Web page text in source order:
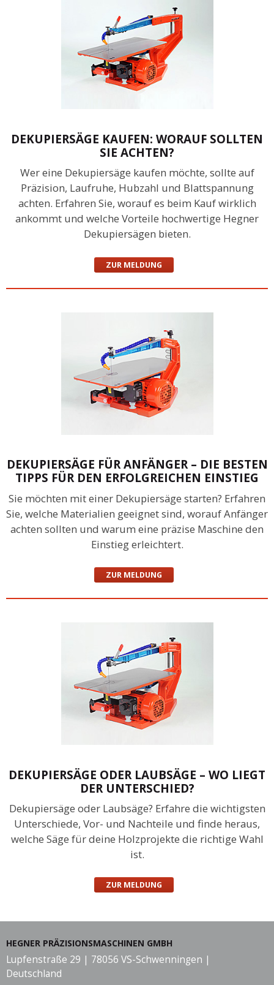
DEKUPIERSÄGE KAUFEN: WORAUF SOLLTEN
SIE ACHTEN?
Wer eine Dekupiersäge kaufen möchte, sollte auf
Präzision, Laufruhe, Hubzahl und Blattspannung
achten. Erfahren Sie, worauf es beim Kauf wirklich
ankommt und welche Vorteile hochwertige Hegner
Dekupiersägen bieten.
ZUR MELDUNG
DEKUPIERSÄGE FÜR ANFÄNGER – DIE BESTEN
TIPPS FÜR DEN ERFOLGREICHEN EINSTIEG
Sie möchten mit einer Dekupiersäge starten? Erfahren
Sie, welche Materialien geeignet sind, worauf Anfänger
achten sollten und warum eine präzise Maschine den
Einstieg erleichtert.
ZUR MELDUNG
DEKUPIERSÄGE ODER LAUBSÄGE – WO LIEGT
DER UNTERSCHIED?
Dekupiersäge oder Laubsäge? Erfahre die wichtigsten
Unterschiede, Vor- und Nachteile und finde heraus,
welche Säge für deine Holzprojekte die richtige Wahl
ist.
ZUR MELDUNG
HEGNER PRÄZISIONSMASCHINEN GMBH
Lupfenstraße 29 | 78056 VS-Schwenningen |
Deutschland